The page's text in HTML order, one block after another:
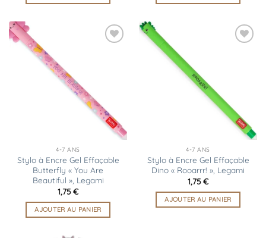
4-7 ANS
Stylo à Encre Gel Effaçable
Butterfly « You Are
Beautiful », Legami
1,75€
AJOUTER AU PANIER
4-7 ANS
Stylo à Encre Gel Effaçable
Dino « Rooarrr! », Legami
1,75€
AJOUTER AU PANIER